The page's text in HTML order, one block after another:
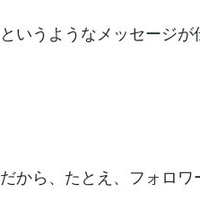
というようなメッセージが
だから、たとえ、フォロワ